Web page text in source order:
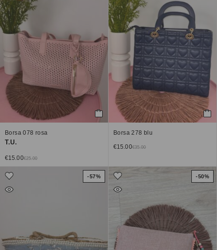
Borsa 078 rosa
T.U.
€ 25.00
€15.00
Borsa 278 blu
€35.00
€15.00
-57% -50%